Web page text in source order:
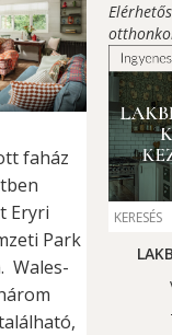
faház
Eryri
Park
Wales-